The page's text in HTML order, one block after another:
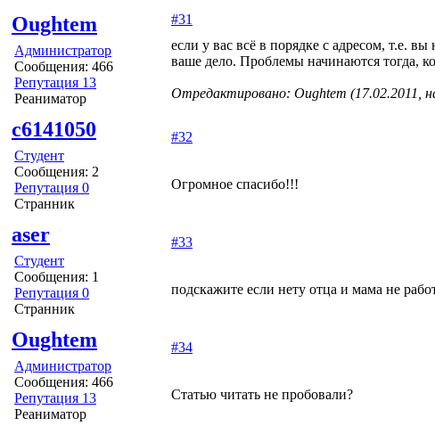
Oughtem
Администратор
Сообщения: 466
Репутация 13
Реаниматор
#31
если у вас всё в порядке с адресом, т.е.
ваше дело. Проблемы начинаются тогда,
Отредактировано: Oughtem (17.02.2011,
c6141050
Студент
Сообщения: 2
Репутация 0
Странник
#32
Огромное спасибо!!!
aser
Студент
Сообщения: 1
Репутация 0
Странник
#33
подскажите если нету отца и мама не
Oughtem
Администратор
Сообщения: 466
Репутация 13
Реаниматор
#34
Статью читать не пробовали?